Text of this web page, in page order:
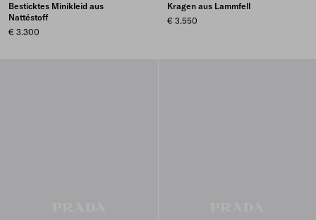
Besticktes Minikleid aus
Nattéstoff
€ 3.300
Kragen aus Lammfell
€ 3.550